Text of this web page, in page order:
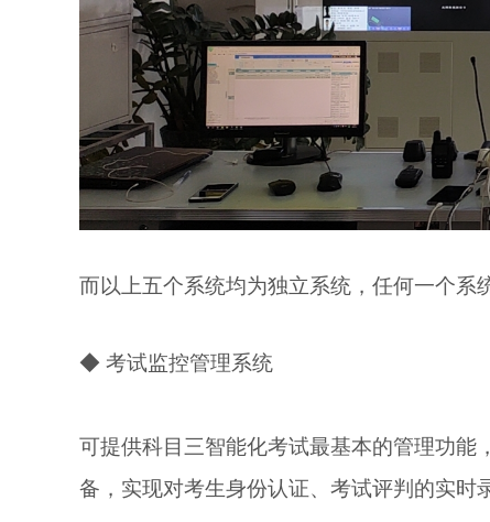
而以上五个系统均为独立系统，任何一个系
◆ 考试监控管理系统
可提供科目三智能化考试最基本的管理功能
备，实现对考生身份认证、考试评判的实时